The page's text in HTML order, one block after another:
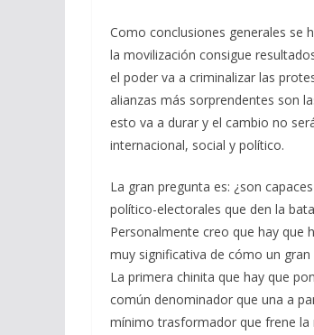
Como conclusiones generales se
la movilización consigue
el poder va a criminalizar las
alianzas más sorprendentes son
esto va a durar y el cambio no
internacional, social y político.
La gran pregunta es: ¿son
político-electorales que den la
Personalmente creo que hay que
muy significativa de cómo un
La primera chinita que hay que
común denominador que una a
mínimo trasformador que frene la